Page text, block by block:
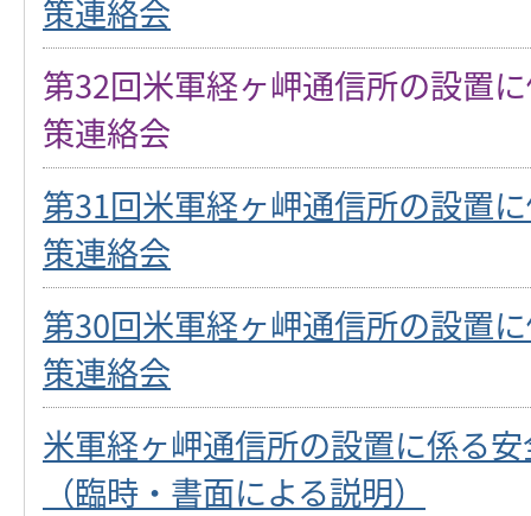
策連絡会
第32回米軍経ヶ岬通信所の設置
策連絡会
第31回米軍経ヶ岬通信所の設置
策連絡会
第30回米軍経ヶ岬通信所の設置
策連絡会
米軍経ヶ岬通信所の設置に係る
（臨時・書面による説明）